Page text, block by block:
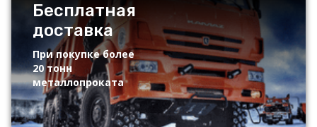
Бесплатная
доставка
При покупке более
20 тонн
металлопроката